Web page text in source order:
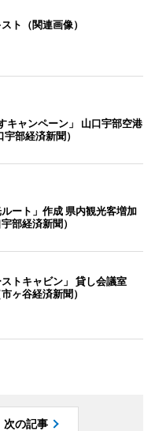
ト（関連画像）
キャンペーン」 山口宇部空港
部経済新聞）
ート」作成 県内観光客増加
部経済新聞）
トキャビン」 貸し会議室
ヶ谷経済新聞）
次の記事